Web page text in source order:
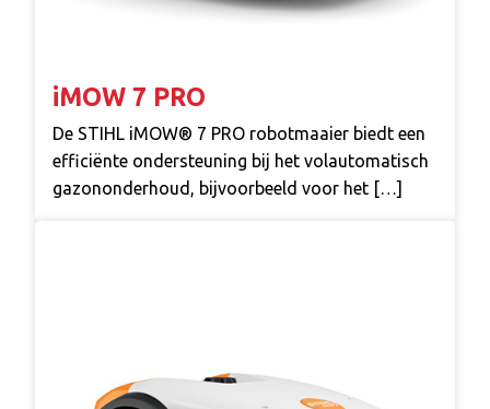
iMOW 7 PRO
De STIHL iMOW® 7 PRO robotmaaier biedt een
efficiënte ondersteuning bij het volautomatisch
gazononderhoud, bijvoorbeeld voor het […]